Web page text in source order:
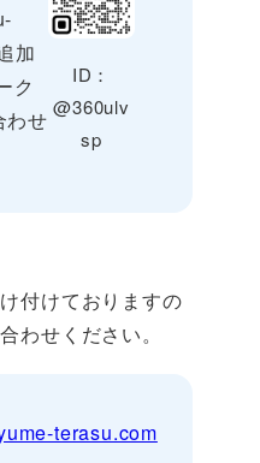
加
ク
わせ
ID：
@360ulv
sp
付けておりますの
わせください。
terasu.com